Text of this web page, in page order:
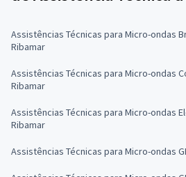
Assistências Técnicas para Micro-ondas
Ribamar
Assistências Técnicas para Micro-ondas
Ribamar
Assistências Técnicas para Micro-ondas
Ribamar
Assistências Técnicas para Micro-ondas